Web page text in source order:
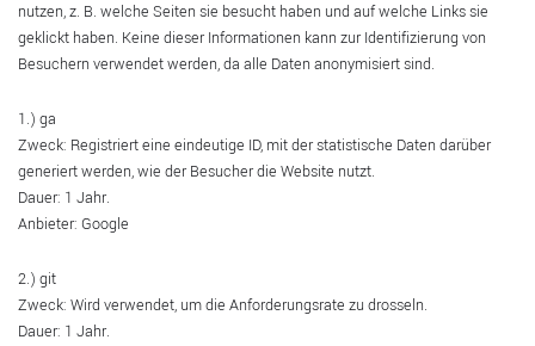
nutzen, z. B. welche Seiten sie besucht haben und auf welche Links sie
geklickt haben. Keine dieser Informationen kann zur Identifizierung von
Besuchern verwendet werden, da alle Daten anonymisiert sind.
1.) ga
Zweck: Registriert eine eindeutige ID, mit der statistische Daten darüber
generiert werden, wie der Besucher die Website nutzt.
Dauer: 1 Jahr.
Anbieter: Google
2.) git
Zweck: Wird verwendet, um die Anforderungsrate zu drosseln.
Dauer: 1 Jahr.